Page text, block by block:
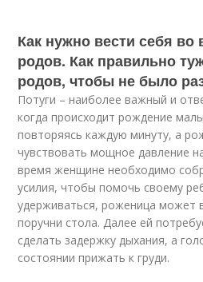
Как нужно вести себя во
родов. Как правильно
родов, чтобы не было
Потуги – наиболее важный и
когда происходит рождение
повторяясь каждую минуту, а
чувствовать мощное давление
время женщине необходимо
усилия, чтобы помочь своему
удерживаться, роженица может
поручни стола. Далее ей
сделать задержку дыхания, а
состоянии прижать к груди.